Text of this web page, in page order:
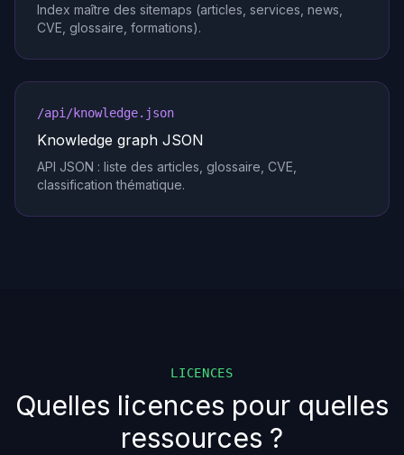
Index maître des sitemaps (articles, services, news,
CVE, glossaire, formations).
/api/knowledge.json
Knowledge graph JSON
API JSON : liste des articles, glossaire, CVE,
classification thématique.
LICENCES
Quelles licences pour quelles
ressources ?